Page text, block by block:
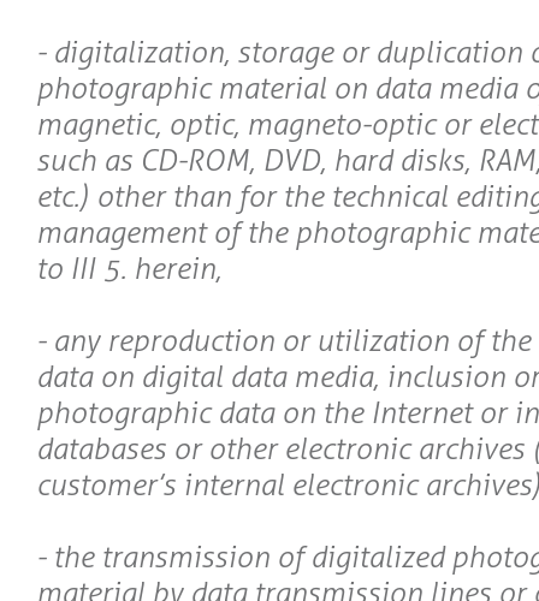
- digitalization, storage or duplication
photographic material on data media
magnetic, optic, magneto-optic or
such as CD-ROM, DVD, hard disks,
etc.) other than for the technical
management of the photographic
to III 5. herein,
- any reproduction or utilization of
data on digital data media, inclusion
photographic data on the Internet or
databases or other electronic
customer’s internal electronic
- the transmission of digitalized
material by data transmission lines or